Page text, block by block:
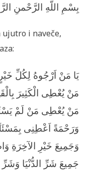
بِسْمِ اللّهِ الرَّحْمنِ
ujutro i naveče,
يَا مَنْ اَرْجُوهُ لِكُلِّ
مَنْ يُعْطِى الْكَثِيرَ
مَنْ يُعْطِى مَنْ لَمْ
وَرَحْمَةً اَعْطِنِى
وَجَمِيعَ خَيْرِ الآخِرَةِ
جَمِيعَ شَرِّ الدُّنْيَا